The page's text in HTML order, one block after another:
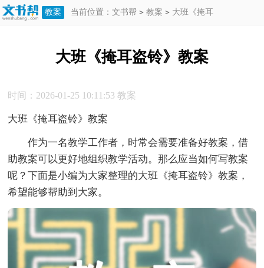
教案 当前位置： 文书帮 > 教案 > 大班《掩耳
大班《掩耳盗铃》教案
时间：2026-01-25 10:11:53 教案
大班《掩耳盗铃》教案
作为一名教学工作者，时常会需要准备好教案，借
助教案可以更好地组织教学活动。那么应当如何写教案
呢？下面是小编为大家整理的大班《掩耳盗铃》教案，
希望能够帮助到大家。